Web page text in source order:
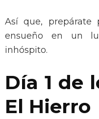
Así que, prepárate
ensueño en un
inhóspito.
Día 1 de
El Hierro